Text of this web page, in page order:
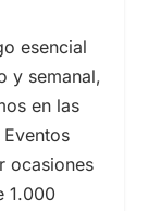
esencial
y semanal,
en las
ocasiones
1.000